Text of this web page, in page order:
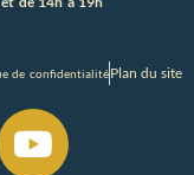
de confidentialitéPlan du site